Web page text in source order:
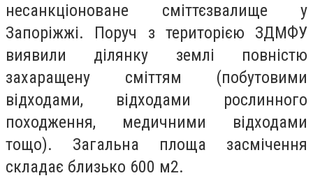
несанкціоноване сміттєзвалище у
Запоріжжі. Поруч з територією ЗДМФУ
виявили ділянку землі повністю
захаращену сміттям (побутовими
відходами, відходами рослинного
походження, медичними відходами
тощо). Загальна площа засмічення
складає близько 600 м2.